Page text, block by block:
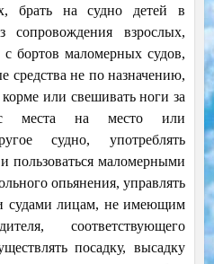
брать на судно детей в
взрослых,
бортов маломерных судов,
средства не по назначению,
или свешивать ноги за
с места на место или
судно, употреблять
пользоваться маломерными
опьянения, управлять
судами лицам, не имеющим
соответствующего
посадку, высадку